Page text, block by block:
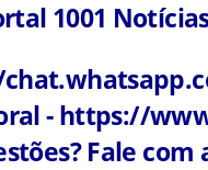
1001
- https://
Fale com